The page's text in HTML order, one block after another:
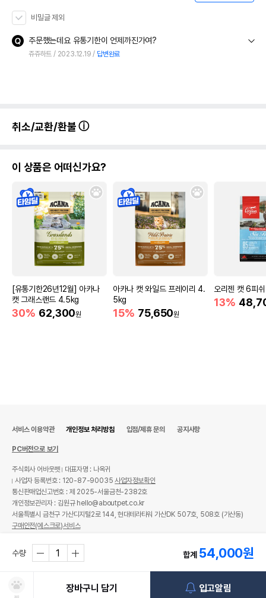
비밀글 제외
주문했는데요 유통기한이 언제까진가여?
쥬쥬하트 2023.12.19 답변완료
취소/교환/환불
이 상품은 어떠신가요?
[유통기한26년12월] 아카나
캣 그래스랜드 4.5kg
30% 62,300원
아카나 캣 와일드 프레이리 4.
5kg
15% 75,650원
오리젠 캣 6피
13%
수량 합계 54,000원
장바구니 담기 입고알림
서비스 이용약관 개인정보 처리방침 입점/제휴 문의 공지사항
PC버전으로 보기
주식회사 어바웃펫
대표자명 : 나옥귀
사업자 등록번호 : 120-87-90035사업자정보확인
통신판매업신고번호 : 제 2025-서울금천-2382호
개인정보관리자 : 김원규 hello@aboutpet.co.kr
서울특별시 금천구 가산디지털2로 144, 현대테라타워 가산DK 507호, 508호 (가산동)
구매안전(에스크로)서비스